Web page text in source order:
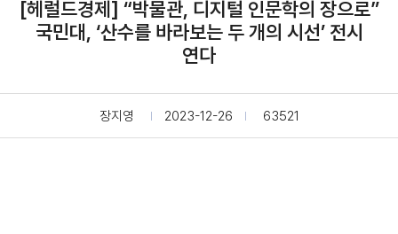
[헤럴드경제] “박물관, 디지털 인문학의 장으로”
국민대, ‘산수를 바라보는 두 개의 시선’ 전시
연다
장지영 2023-12-26 63521